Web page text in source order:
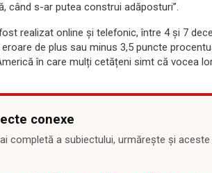
când s-ar putea construi adăposturi”.
realizat online și telefonic, între 4 și 7
de plus sau minus 3,5 puncte
în care mulți cetățeni simt că vocea
conexe
completă a subiectului, urmărește și